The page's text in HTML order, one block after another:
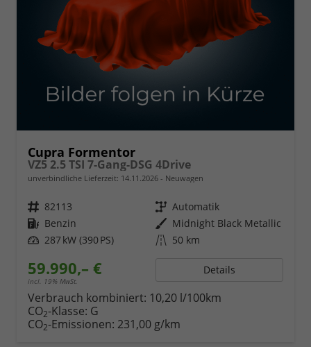
Cupra Formentor
VZ5 2.5 TSI 7-Gang-DSG 4Drive
unverbindliche Lieferzeit: 14.11.2026 Neuwagen
Fahrzeugnr. 82113 Getriebe Automatik
Kraftstoff Benzin Außenfarbe Midnight Black Metallic
Leistung 287 kW (390 PS) Kilometerstand 50 km
59.990,– €
incl. 19% MwSt.
Details
Verbrauch kombiniert: 10,20 l/100km
CO2-Klasse: G
CO2-Emissionen: 231,00 g/km